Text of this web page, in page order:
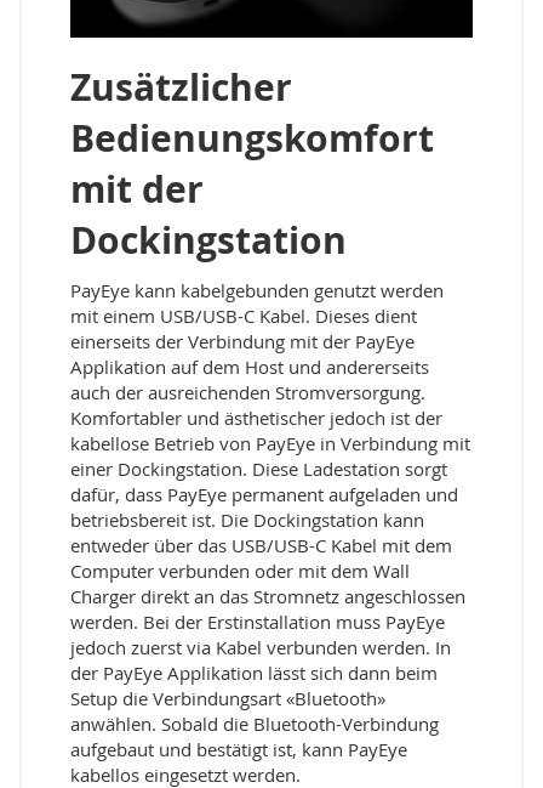
Zusätzlicher
Bedienungskomfort
mit der
Dockingstation
PayEye kann kabelgebunden genutzt werden
mit einem USB/USB-C Kabel. Dieses dient
einerseits der Verbindung mit der PayEye
Applikation auf dem Host und andererseits
auch der ausreichenden Stromversorgung.
Komfortabler und ästhetischer jedoch ist der
kabellose Betrieb von PayEye in Verbindung mit
einer Dockingstation. Diese Ladestation sorgt
dafür, dass PayEye permanent aufgeladen und
betriebsbereit ist. Die Dockingstation kann
entweder über das USB/USB-C Kabel mit dem
Computer verbunden oder mit dem Wall
Charger direkt an das Stromnetz angeschlossen
werden. Bei der Erstinstallation muss PayEye
jedoch zuerst via Kabel verbunden werden. In
der PayEye Applikation lässt sich dann beim
Setup die Verbindungsart «Bluetooth»
anwählen. Sobald die Bluetooth-Verbindung
aufgebaut und bestätigt ist, kann PayEye
kabellos eingesetzt werden.